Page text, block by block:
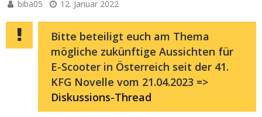
biba05 12. Januar 2022
Bitte beteiligt euch am Thema
mögliche zukünftige Aussichten für
E-Scooter in Österreich seit der 41.
KFG Novelle vom 21.04.2023 =>
Diskussions-Thread